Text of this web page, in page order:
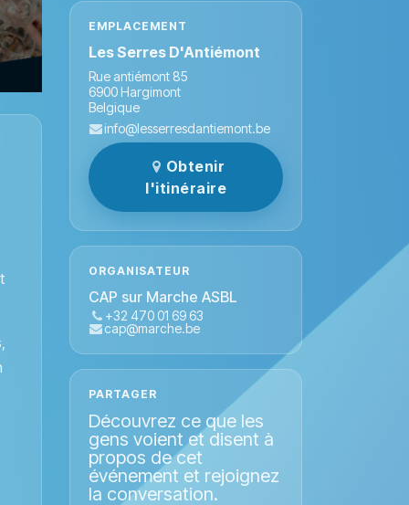
EMPLACEMENT
Les Serres D'Antiémont
Rue antiémont 85
6900 Hargimont
Belgique
info@lesserresdantiemont.be
Obtenir
l'itinéraire
ORGANISATEUR
CAP sur Marche ASBL
+32 470 01 69 63
cap@marche.be
PARTAGER
Découvrez ce que les
gens voient et disent à
propos de cet
événement et rejoignez
la conversation.